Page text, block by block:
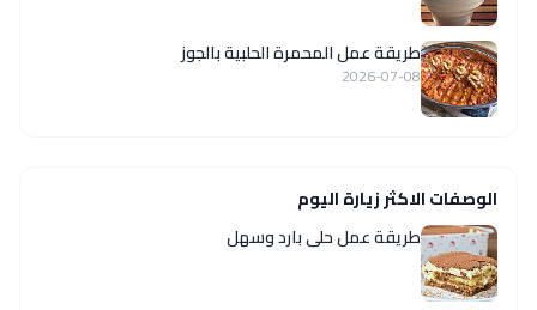
طريقة عمل المحمرة الحلبية بالجوز
2026-07-08
الوصفات الاكثر زيارة اليوم
طريقة عمل حلى بارد وسهل